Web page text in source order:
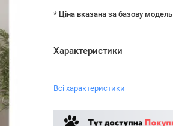
* Ціна вказана за базову модель
Характеристики
Всі характеристики